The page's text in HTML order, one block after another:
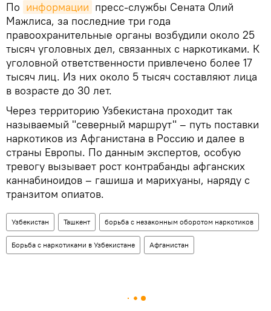
По информации пресс-службы Сената Олий
Мажлиса, за последние три года
правоохранительные органы возбудили около 25
тысяч уголовных дел, связанных с наркотиками. К
уголовной ответственности привлечено более 17
тысяч лиц. Из них около 5 тысяч составляют лица
в возрасте до 30 лет.
Через территорию Узбекистана проходит так
называемый "северный маршрут" – путь поставки
наркотиков из Афганистана в Россию и далее в
страны Европы. По данным экспертов, особую
тревогу вызывает рост контрабанды афганских
каннабиноидов – гашиша и марихуаны, наряду с
транзитом опиатов.
Узбекистан Ташкент борьба с незаконным оборотом наркотиков
Борьба с наркотиками в Узбекистане Афганистан